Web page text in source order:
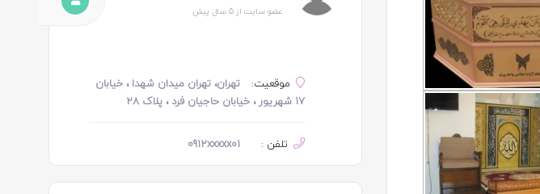
عضو سایت از 5 سال پیش
موقعیت:
تهران، تهران میدان شهدا ، خیابان
۱۷ شهریور ، خیابان حاجیان فرد ، پلاک ۲۸
تلفن : 0912xxxxx01